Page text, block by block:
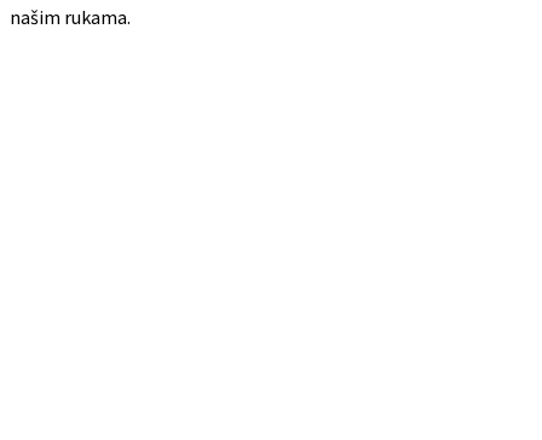
našim rukama.